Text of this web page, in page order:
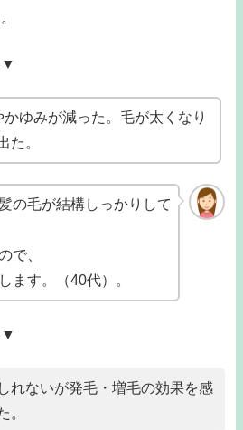
▼
ゆみが減った。毛が太くなり
た。
の毛が結構しっかりして
で、
ます。（40代）。
▼
れないが発毛・増毛の効果を感
。